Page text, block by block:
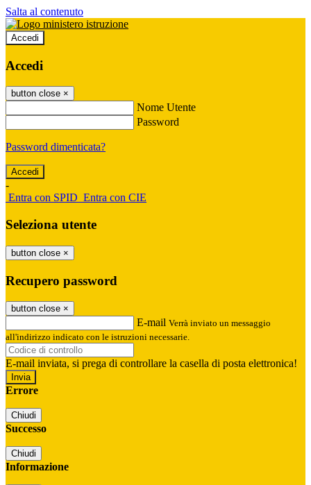
Salta al contenuto
Accedi
Accedi
button close ×
Nome Utente
Password
Password dimenticata?
-
Entra con SPID Entra con CIE
Seleziona utente
button close ×
Recupero password
button close ×
E-mail Verrà inviato un messaggio
all'indirizzo indicato con le istruzioni necessarie.
E-mail inviata, si prega di controllare la casella di posta elettronica!
Errore
Chiudi
Successo
Chiudi
Informazione